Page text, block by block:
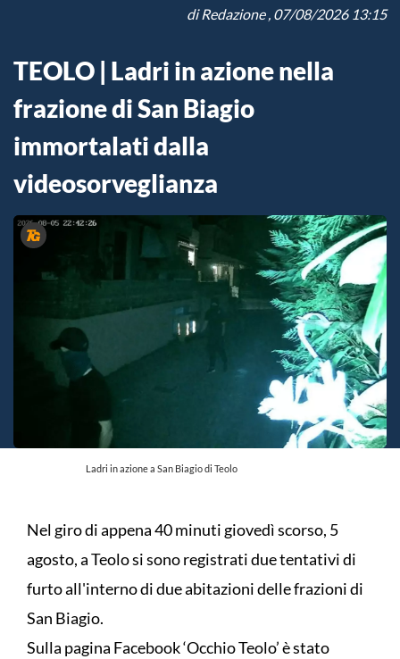
diRedazione, 07/08/2026 13:15
TEOLO | Ladri in azione nella
frazione di San Biagio
immortalati dalla
videosorveglianza
Ladri in azione a San Biagio di Teolo
Nel giro di appena 40 minuti giovedì scorso, 5
agosto, a Teolo si sono registrati due tentativi di
furto all'interno di due abitazioni delle frazioni di
San Biagio.
Sulla pagina Facebook ‘Occhio Teolo’ è stato